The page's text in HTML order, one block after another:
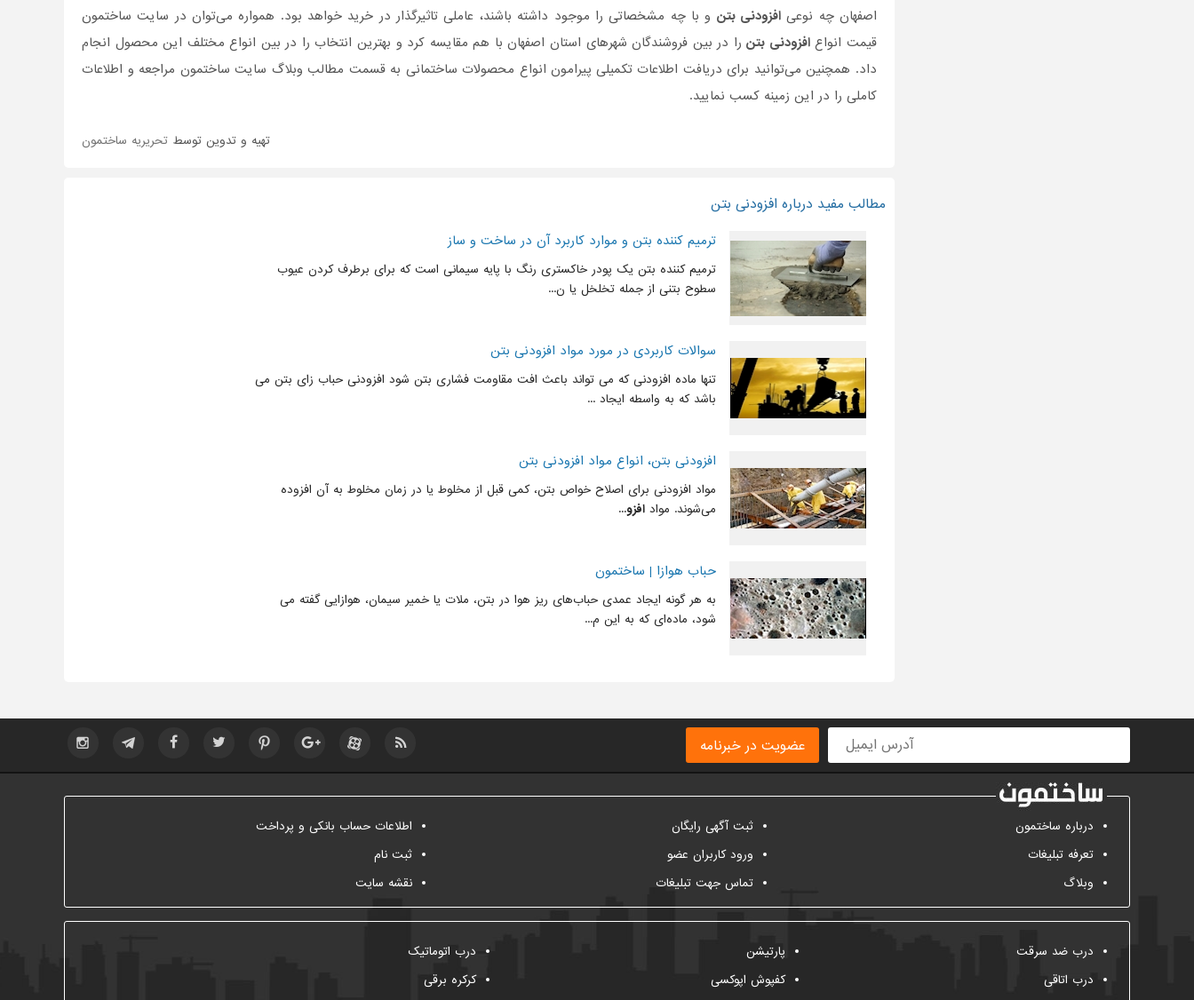
اصفهان چه نوعیافزودنی بتن و با چه مشخصاتی را موجود داشته باشند، عاملی تاثیر‌گذار در خرید خواهد بود. همواره می‌توان در سایت ساختمون
قیمت انواعافزودنی بتنرا در بین فروشندگان شهرهای استان اصفهان با هم مقایسه کرد و بهترین انتخاب را در بین انواع مختلف این محصول انجام
داد. همچنین می‌توانید برای دریافت اطلاعات تکمیلی پیرامون انواع محصولات ساختمانی به قسمت مطالب وبلاگ سایت ساختمون مراجعه و اطلاعات
کاملی را در این زمینه کسب نمایید.
تهیه و تدوین توسط تحریریه ساختمون
مطالب مفید درباره افزودنی بتن
ترمیم کننده بتن و موارد کاربرد آن در ساخت و ساز
ترمیم کننده بتن یک پودر خاکستری رنگ با پایه سیمانی است که برای برطرف کردن عیوب
سطوح بتنی از جمله تخلخل یا ن...
سوالات کاربردی در مورد مواد افزودنی بتن
تنها ماده افزودنی که می تواند باعث افت مقاومت فشاری بتن شود افزودنی حباب زای بتن می
باشد که به واسطه ایجاد ...
افزودنی بتن، انواع مواد افزودنی بتن
مواد افزودنی برای اصلاح خواص بتن، کمی قبل از مخلوط یا در زمان مخلوط به آن افزوده
می‌شوند. مواد افزو...
حباب هوازا | ساختمون
به هر گونه ایجاد عمدی حباب‌های ریز هوا در بتن، ملات یا خمیر سیمان، هوازایی گفته می
شود، ماده‌ای که به این م...
عضویت در خبرنامه
درباره ساختمون
تعرفه تبلیغات
وبلاگ
ثبت آگهی رایگان
ورود کاربران عضو
تماس جهت تبلیغات
اطلاعات حساب بانکی و پرداخت
ثبت نام
نقشه سایت
درب ضد سرقت
درب اتاقی
پارتیشن
کفپوش اپوکسی
درب اتوماتیک
کرکره برقی